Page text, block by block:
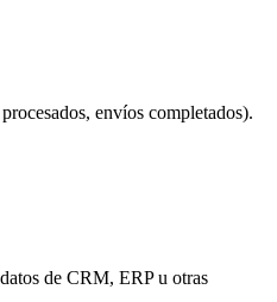
envíos completados).
de CRM, ERP u otras